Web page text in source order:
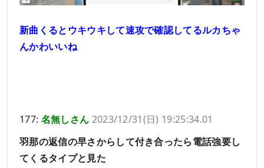
新曲くるとウキウキして速攻で確認してるルカちゃ
んかわいいね
177: 名無しさん 2023/12/31(日) 19:25:34.01
羽那の返信の早さからして付き合ったら電話強要し
てくるタイプと見た